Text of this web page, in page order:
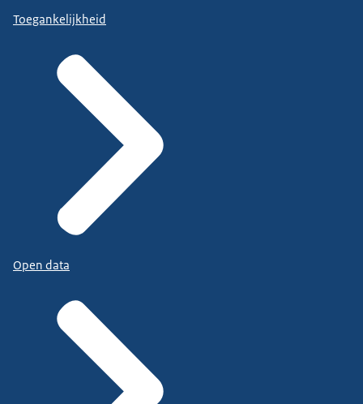
Toegankelijkheid
Open data